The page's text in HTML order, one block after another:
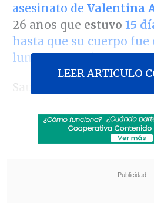
asesinato de Valentina
26 años que estuvo 15
hasta que su cuerpo
lunes en La Pintana.
Saunders, de 33 años y
domicilio y formalizado
delitos de femicidio
pena que va desde
LEER ARTICULO